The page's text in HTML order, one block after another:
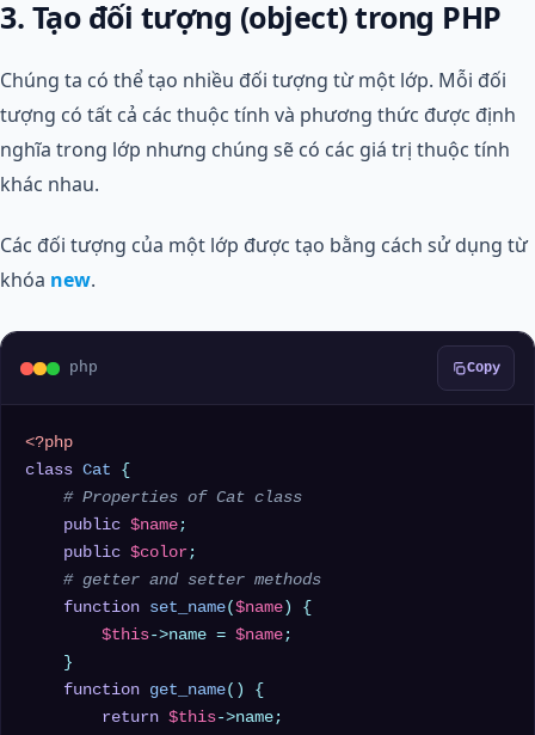
3. Tạo đối tượng (object) trong PHP
Chúng ta có thể tạo nhiều đối tượng từ một lớp. Mỗi đối
tượng có tất cả các thuộc tính và phương thức được định
nghĩa trong lớp nhưng chúng sẽ có các giá trị thuộc tính
khác nhau.
Các đối tượng của một lớp được tạo bằng cách sử dụng từ
khóa new.
php Copy
<?php
class Cat
{
# Properties of Cat class
public $name;
public $color;
# getter and setter methods
function set_name( $name ) {
$this->name = $name;
    }
function get_name( ) {
return $this->name;